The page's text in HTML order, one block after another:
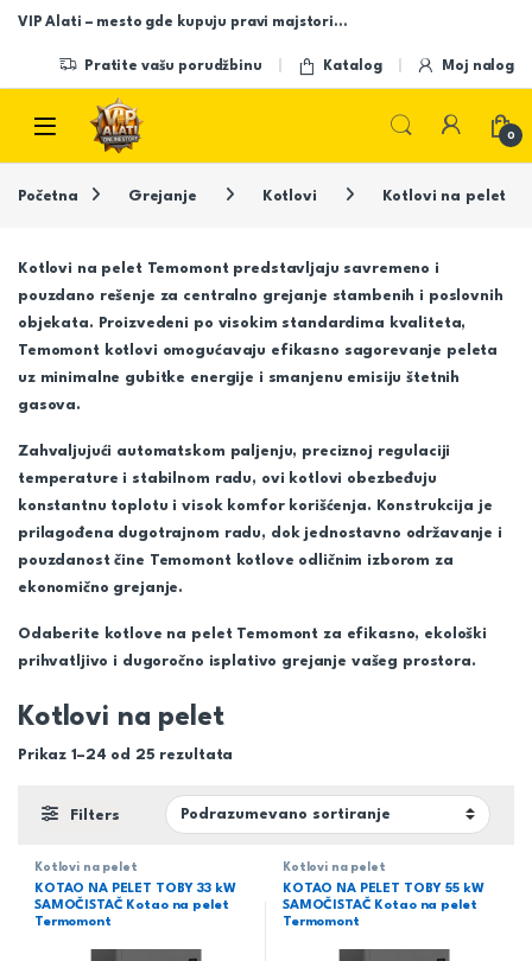
Skip to navigation
Skip to content
VIP Alati – mesto gde kupuju pravi majstori…
Pratite vašu porudžbinu Katalog Moj nalog
Open
0
Početna Grejanje Kotlovi Kotlovi na pelet
Kotlovi na pelet Temomont predstavljaju savremeno i
pouzdano rešenje za centralno grejanje stambenih i poslovnih
objekata. Proizvedeni po visokim standardima kvaliteta,
Temomont kotlovi omogućavaju efikasno sagorevanje peleta
uz minimalne gubitke energije i smanjenu emisiju štetnih
gasova.
Zahvaljujući automatskom paljenju, preciznoj regulaciji
temperature i stabilnom radu, ovi kotlovi obezbeđuju
konstantnu toplotu i visok komfor korišćenja. Konstrukcija je
prilagođena dugotrajnom radu, dok jednostavno održavanje i
pouzdanost čine Temomont kotlove odličnim izborom za
ekonomično grejanje.
Odaberite kotlove na pelet Temomont za efikasno, ekološki
prihvatljivo i dugoročno isplativo grejanje vašeg prostora.
Kotlovi na pelet
Prikaz 1–24 od 25 rezultata
Filters
Kotlovi na pelet
KOTAO NA PELET TOBY 33 kW
SAMOČISTAČ Kotao na pelet
Termomont
Kotlovi na pelet
KOTAO NA PELET TOBY 55 kW
SAMOČISTAČ Kotao na pelet
Termomont